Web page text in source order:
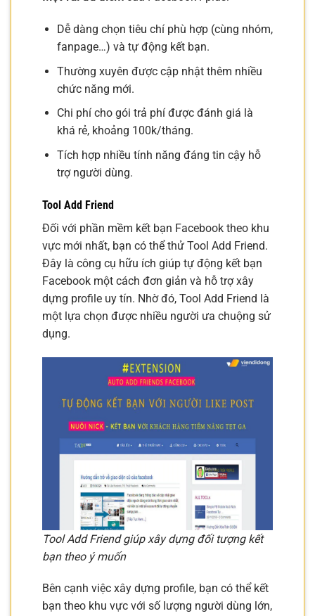
Dễ dàng chọn tiêu chí phù hợp (cùng nhóm,
fanpage…) và tự động kết bạn.
Thường xuyên được cập nhật thêm nhiều
chức năng mới.
Chi phí cho gói trả phí được đánh giá là
khá rẻ, khoảng 100k/tháng.
Tích hợp nhiều tính năng đáng tin cậy hỗ
trợ người dùng.
Tool Add Friend
Đối với phần mềm kết bạn Facebook theo khu
vực mới nhất, bạn có thể thử Tool Add Friend.
Đây là công cụ hữu ích giúp tự động kết bạn
Facebook một cách đơn giản và hỗ trợ xây
dựng profile uy tín. Nhờ đó, Tool Add Friend là
một lựa chọn được nhiều người ưa chuộng sử
dụng.
Tool Add Friend giúp xây dựng đối tượng kết
bạn theo ý muốn
Bên cạnh việc xây dựng profile, bạn có thể kết
bạn theo khu vực với số lượng người dùng lớn,